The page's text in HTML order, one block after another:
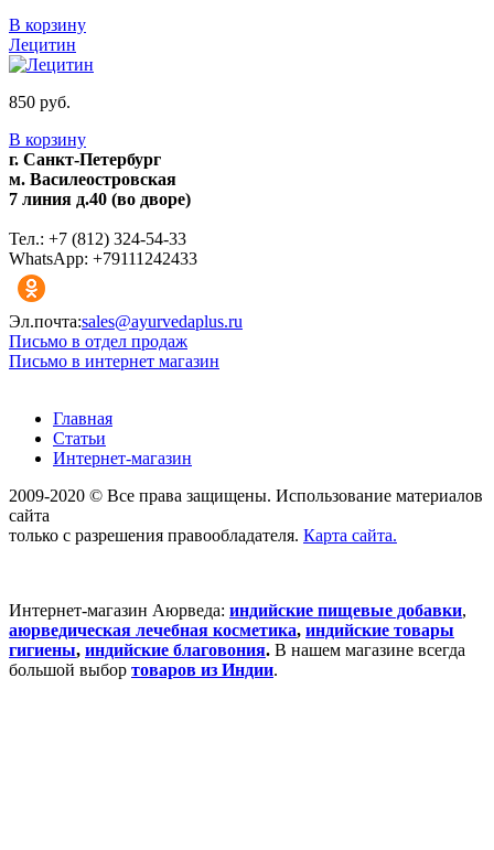
В корзину
Лецитин
850 руб.
В корзину
г. Санкт-Петербург
м. Василеостровская
7 линия д.40 (во дворе)
Тел.: +7 (812) 324-54-33
WhatsApp: +79111242433
Эл.почта:sales@ayurvedaplus.ru
Письмо в отдел продаж
Письмо в интернет магазин
Главная
Статьи
Интернет-магазин
2009-2020 © Все права защищены. Использование материалов
сайта
только с разрешения правообладателя. Карта сайта.
Интернет-магазин Аюрведа: индийские пищевые добавки,
аюрведическая лечебная косметика, индийские товары
гигиены, индийские благовония. В нашем магазине всегда
большой выбор товаров из Индии.